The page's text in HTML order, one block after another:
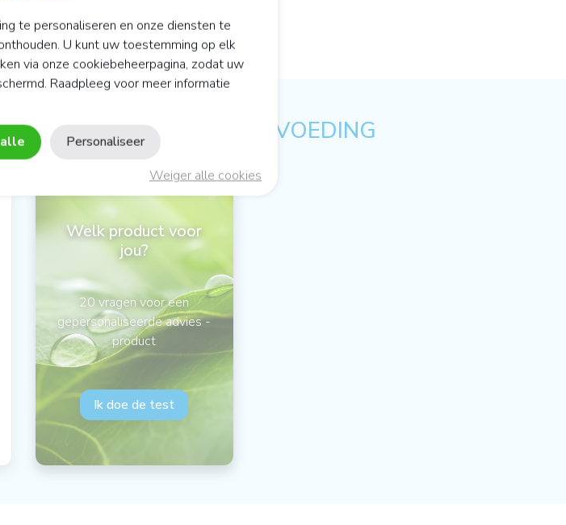
ACTIEVE CELLULAIRE VOEDING
Welk product voor
jou?
20 vragen voor een
gepersonaliseerde advies -
product
Ik doe de test
te personaliseren en onze diensten te
U kunt uw toestemming op elk
via onze cookiebeheerpagina, zodat uw
Raadpleeg voor meer informatie
Weiger alle cookies
Personaliseer